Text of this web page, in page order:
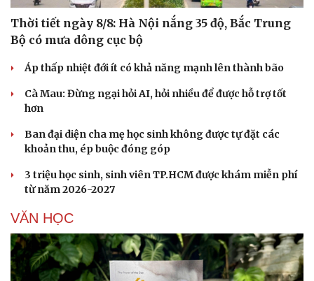
Thời tiết ngày 8/8: Hà Nội nắng 35 độ, Bắc Trung
Bộ có mưa dông cục bộ
Áp thấp nhiệt đới ít có khả năng mạnh lên thành bão
Cà Mau: Đừng ngại hỏi AI, hỏi nhiều để được hỗ trợ tốt
hơn
Ban đại diện cha mẹ học sinh không được tự đặt các
khoản thu, ép buộc đóng góp
3 triệu học sinh, sinh viên TP.HCM được khám miễn phí
từ năm 2026-2027
VĂN HỌC